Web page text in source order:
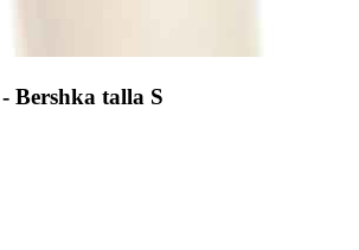
Bershka talla S